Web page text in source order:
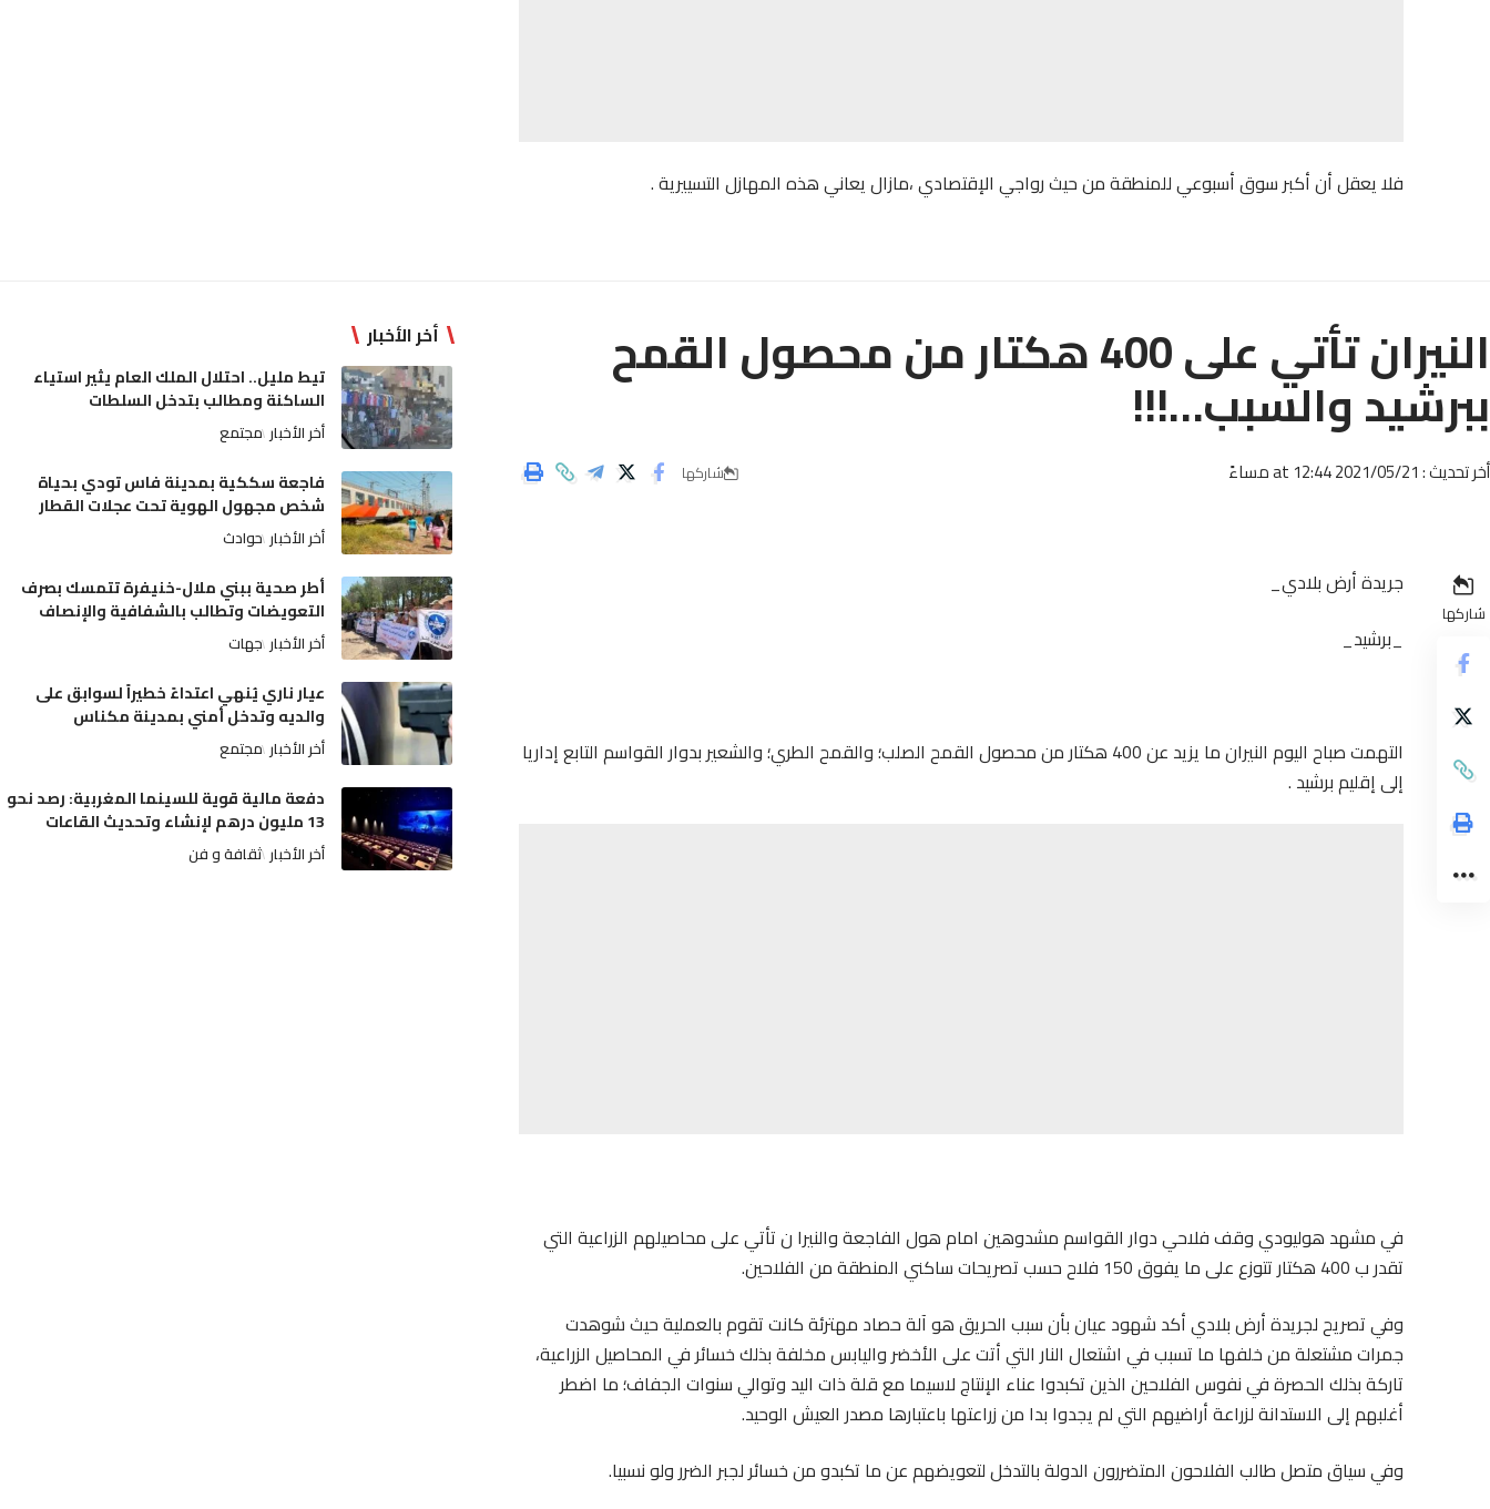
فلا يعقل أن أكبر سوق أسبوعي للمنطقة من حيث رواجي الإقتصادي ،مازال يعاني هذه المهازل التسييرية .
النيران تأتي على 400 هكتار من محصول القمح
ببرشيد والسبب…!!!
أخر تحديث : 2021/05/21 at 12:44 مساءً شاركها
شاركها
جريدة أرض بلادي_
_برشيد_
التهمت صباح اليوم النيران ما يزيد عن 400 هكتار من محصول القمح الصلب؛ والقمح الطري؛ والشعير بدوار القواسم التابع إداريا
إلى إقليم برشيد .
في مشهد هوليودي وقف فلاحي دوار القواسم مشدوهين امام هول الفاجعة والنيرا ن تأتي على محاصيلهم الزراعية التي
تقدر ب 400 هكتار تتوزع على ما يفوق 150 فلاح حسب تصريحات ساكني المنطقة من الفلاحين.
وفي تصريح لجريدة أرض بلادي أكد شهود عيان بأن سبب الحريق هو آلة حصاد مهترئة كانت تقوم بالعملية حيث شوهدت
جمرات مشتعلة من خلفها ما تسبب في اشتعال النار التي أتت على الأخضر واليابس مخلفة بذلك خسائر في المحاصيل الزراعية،
تاركة بذلك الحصرة في نفوس الفلاحين الذين تكبدوا عناء الإنتاج لاسيما مع قلة ذات اليد وتوالي سنوات الجفاف؛ ما اضطر
أغلبهم إلى الاستدانة لزراعة أراضيهم التي لم يجدوا بدا من زراعتها باعتبارها مصدر العيش الوحيد.
وفي سياق متصل طالب الفلاحون المتضررون الدولة بالتدخل لتعويضهم عن ما تكبدو من خسائر لجبر الضرر ولو نسبيا.
أخر الأخبار
تيط مليل.. احتلال الملك العام يثير استياء
الساكنة ومطالب بتدخل السلطات
أخر الأخبار مجتمع
فاجعة سككية بمدينة فاس تودي بحياة
شخص مجهول الهوية تحت عجلات القطار
أخر الأخبار حوادث
أطر صحية ببني ملال-خنيفرة تتمسك بصرف
التعويضات وتطالب بالشفافية والإنصاف
أخر الأخبار جهات
عيار ناري يُنهي اعتداءً خطيراً لسوابق على
والديه وتدخل أمني بمدينة مكناس
أخر الأخبار مجتمع
دفعة مالية قوية للسينما المغربية: رصد نحو
13 مليون درهم لإنشاء وتحديث القاعات
أخر الأخبار ثقافة و فن